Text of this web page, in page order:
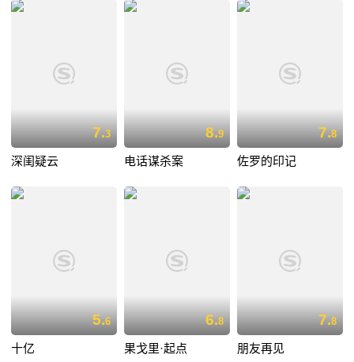
7.3
深闺疑云
8.9
电话谋杀案
7.8
佐罗的印记
5.6
十亿
6.8
果戈里·起点
7.8
朋友再见